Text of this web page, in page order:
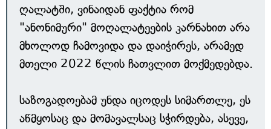
ღალატში, ვინაიდან ფაქტია რომ
"ანონიმური" მოღალატეების კარნახით არა
მხოლოდ ჩამოვიდა და დაიჭირეს, არამედ
მთელი 2022 წლის ჩათვლით მოქმედებდა.
საზოგადოებამ უნდა იცოდეს სიმართლე, ეს
აწმყოსაც და მომავალსაც სჭირდება, ასევე,